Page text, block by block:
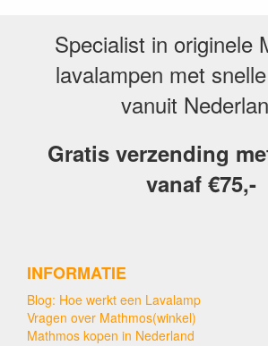
Specialist in originele
lavalampen met
vanuit
Gratis verzending
vanaf €75,-
INFORMATIE
Blog: Hoe werkt een Lavalamp
Vragen over Mathmos(winkel)
Mathmos kopen in Nederland